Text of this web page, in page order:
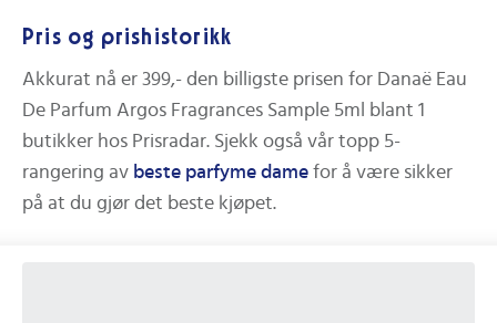
Pris og prishistorikk
Akkurat nå er 399,- den billigste prisen for Danaë Eau
De Parfum Argos Fragrances Sample 5ml
blant 1
butikker hos Prisradar. Sjekk også vår topp 5-
rangering av beste parfyme dame for å være sikker
på at du gjør det beste kjøpet.